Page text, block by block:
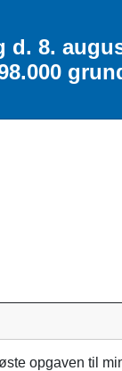
d. 8.
opgaven til